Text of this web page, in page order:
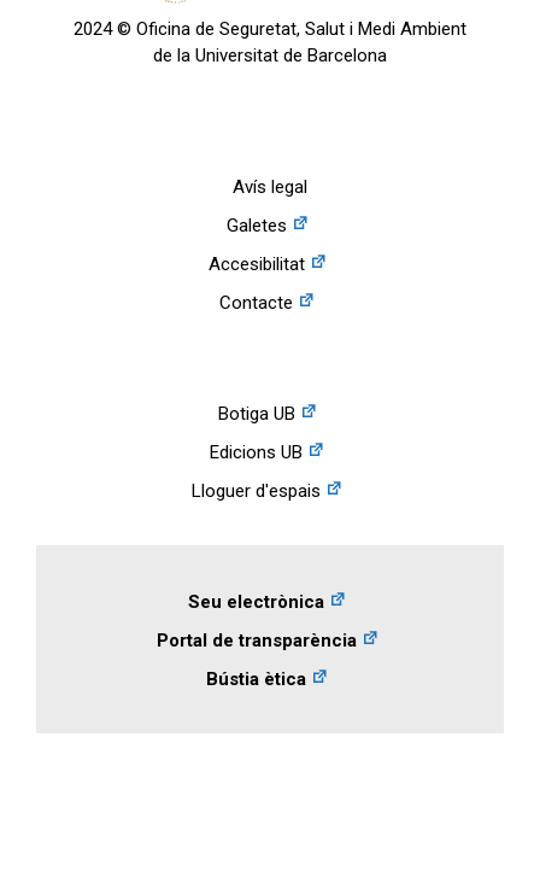
2024 © Oficina de Seguretat, Salut i Medi Ambient
de la Universitat de Barcelona
Avís legal
Galetes
Accesibilitat
Contacte
Botiga UB
Edicions UB
Lloguer d'espais
Seu electrònica
Portal de transparència
Bústia ètica